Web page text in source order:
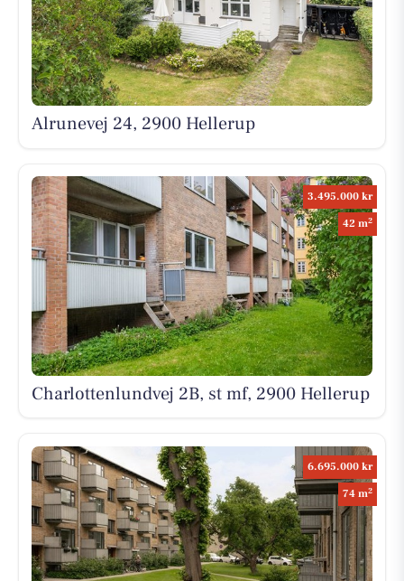
Alrunevej 24, 2900 Hellerup
3.495.000 kr
42 m2
Charlottenlundvej 2B, st mf, 2900 Hellerup
6.695.000 kr
74 m2